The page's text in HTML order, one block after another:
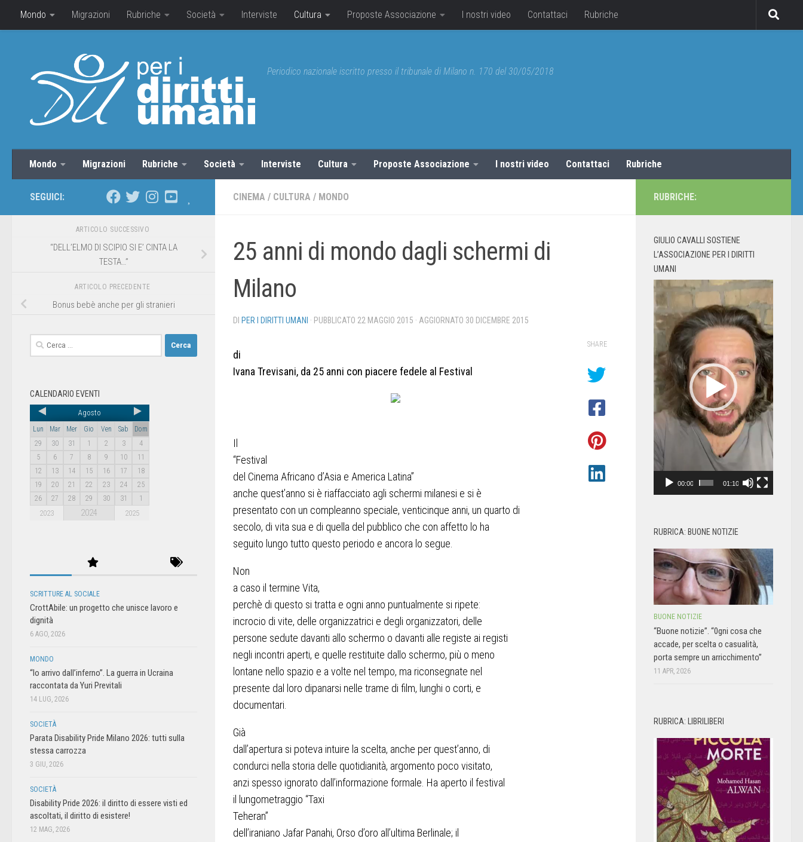
Mondo Migrazioni Rubriche Società Interviste Cultura Proposte Associazione I nostri video Contattaci Rubriche
Periodico nazionale iscritto presso il tribunale di Milano n. 170 del 30/05/2018
Mondo Migrazioni Rubriche Società Interviste Cultura Proposte Associazione I nostri video Contattaci Rubriche
CINEMA / CULTURA / MONDO
25 anni di mondo dagli schermi di
Milano
DI PER I DIRITTI UMANI · PUBBLICATO 22 MAGGIO 2015 · AGGIORNATO 30 DICEMBRE 2015
di
Ivana Trevisani, da 25 anni con piacere fedele al Festival
Il
“Festival
del Cinema Africano d’Asia e America Latina”
anche quest’anno si è riaffacciato agli schermi milanesi e si è
presentato con un compleanno speciale, venticinque anni, un quarto di
secolo, di vita sua e di quella del pubblico che con affetto lo ha
seguito lungo tutto questo periodo e ancora lo segue.
Non
a caso il termine Vita,
perchè di questo si tratta e ogni anno puntualmente si ripete:
incrocio di vite, delle organizzatrici e degli organizzatori, delle
persone sedute davanti allo schermo o davanti alle registe ai registi
negli incontri aperti, e quelle restituite dallo schermo, più o meno
lontane nello spazio e a volte nel tempo, ma riconsegnate nel
presente dal loro dipanarsi nelle trame di film, lunghi o corti, e
documentari.
Già
dall’apertura si poteva intuire la scelta, anche per quest’anno, di
condurci nella storia delle quotidianità, argomento poco visitato,
anzi spesso ignorato dall’informazione formale. Ha aperto il festival
il lungometraggio “Taxi
Teheran”
dell’iraniano Jafar Panahi, Orso d’oro all’ultima Berlinale; il
SHARE
SEGUICI:
ARTICOLO SUCCESSIVO
“DELL’ELMO DI SCIPIO SI E’ CINTA LA
TESTA…”
ARTICOLO PRECEDENTE
Bonus bebè anche per gli stranieri
CALENDARIO EVENTI
Agosto
Lun Mar Mer Gio Ven Sab
Dom
29
30 31 1 2 3
4
5
6 7 8 9 10
11
12
13 14 15 16 17
18
19
20 21 22 23 24
25
26
27 28 29 30 31 1
2023 2024 2025
SCRITTURE AL SOCIALE
CrottAbile: un progetto che unisce lavoro e
dignità
6 AGO, 2026
MONDO
“Io arrivo dall’inferno”. La guerra in Ucraina
raccontata da Yuri Previtali
14 LUG, 2026
SOCIETÀ
Parata Disability Pride Milano 2026: tutti sulla
stessa carrozza
3 GIU, 2026
SOCIETÀ
Disability Pride 2026: il diritto di essere visti ed
ascoltati, il diritto di esistere!
12 MAG, 2026
RUBRICHE:
GIULIO CAVALLI SOSTIENE
L’ASSOCIAZIONE PER I DIRITTI
UMANI
Video
Player
00:00 01:10
RUBRICA: BUONE NOTIZIE
BUONE NOTIZIE
“Buone notizie”. “0gni cosa che
accade, per scelta o casualità,
porta sempre un arricchimento”
11 APR, 2026
RUBRICA: LIBRILIBERI